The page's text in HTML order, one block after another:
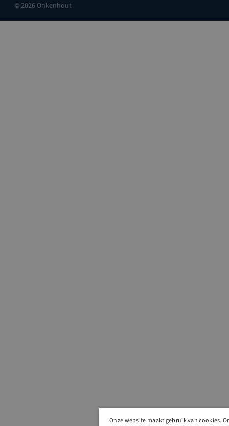
© 2026 Onkenhout
Onze website maakt gebruik van cookies.